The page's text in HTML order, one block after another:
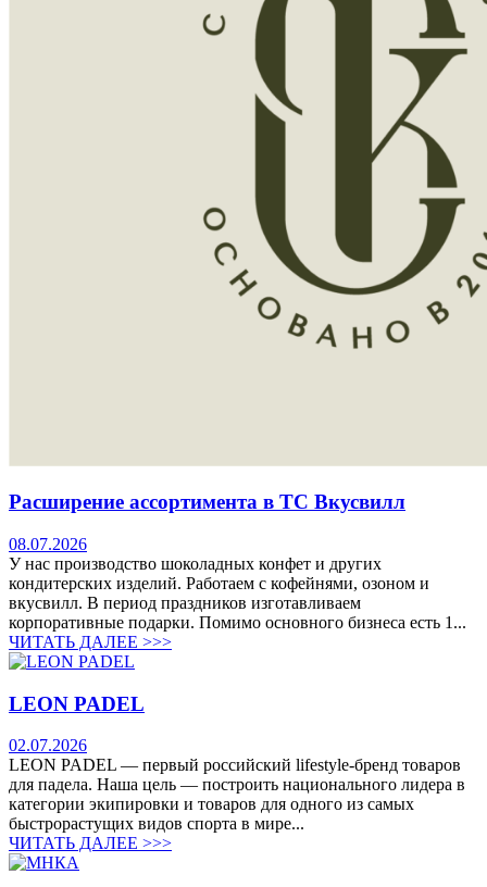
Расширение ассортимента в ТС Вкусвилл
08.07.2026
У нас производство шоколадных конфет и других
кондитерских изделий. Работаем с кофейнями, озоном и
вкусвилл. В период праздников изготавливаем
корпоративные подарки. Помимо основного бизнеса есть 1...
ЧИТАТЬ ДАЛЕЕ >>>
LEON PADEL
02.07.2026
LEON PADEL — первый российский lifestyle-бренд товаров
для падела. Наша цель — построить национального лидера в
категории экипировки и товаров для одного из самых
быстрорастущих видов спорта в мире...
ЧИТАТЬ ДАЛЕЕ >>>